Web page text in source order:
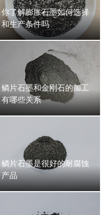
你了解膨胀石墨如何选择
和生产条件吗
鳞片石墨和金刚石的加工
有哪些关系
鳞片石墨是很好的耐腐蚀
产品